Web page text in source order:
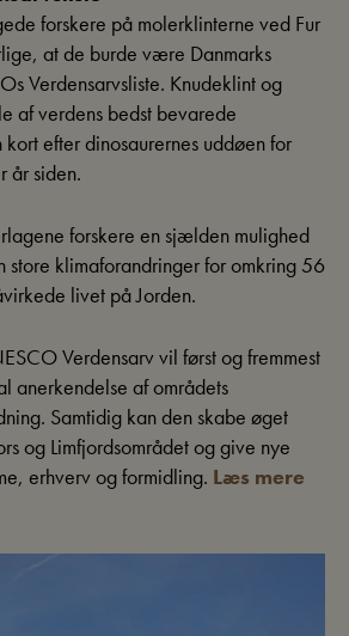
forskere på molerklinterne ved Fur
at de burde være Danmarks
Verdensarvsliste. Knudeklint og
af verdens bedst bevarede
efter dinosaurernes uddøen for
år siden.
forskere en sjælden mulighed
store klimaforandringer for omkring 56
livet på Jorden.
Verdensarv vil først og fremmest
anerkendelse af områdets
Samtidig kan den skabe øget
og Limfjordsområdet og give nye
erhverv og formidling. Læs mere